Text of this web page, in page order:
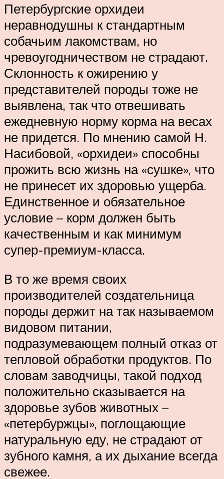
Петербургские орхидеи
неравнодушны к стандартным
собачьим лакомствам, но
чревоугодничеством не страдают.
Склонность к ожирению у
представителей породы тоже не
выявлена, так что отвешивать
ежедневную норму корма на весах
не придется. По мнению самой Н.
Насибовой, «орхидеи» способны
прожить всю жизнь на «сушке», что
не принесет их здоровью ущерба.
Единственное и обязательное
условие – корм должен быть
качественным и как минимум
супер-премиум-класса.
В то же время своих
производителей создательница
породы держит на так называемом
видовом питании,
подразумевающем полный отказ от
тепловой обработки продуктов. По
словам заводчицы, такой подход
положительно сказывается на
здоровье зубов животных –
«петербуржцы», поглощающие
натуральную еду, не страдают от
зубного камня, а их дыхание всегда
свежее.